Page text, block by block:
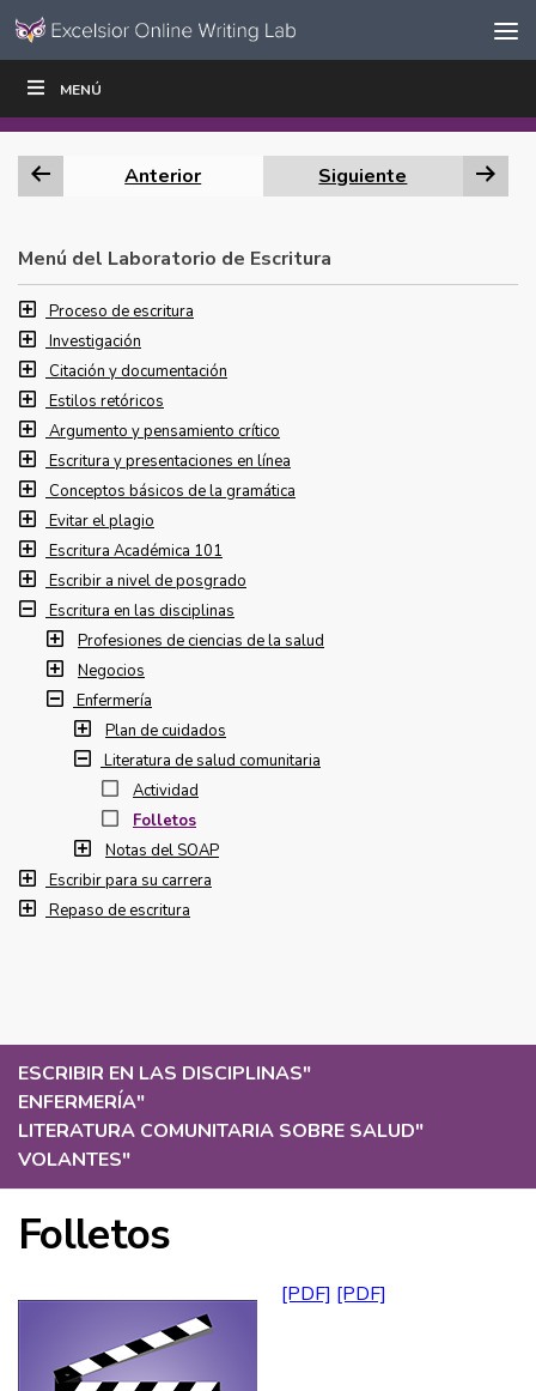
Ir al contenido
navegación
MENÚ
ESCRIBIR EN LAS DISCIPLINAS"
ENFERMERÍA"
LITERATURA COMUNITARIA SOBRE SALUD"
VOLANTES"
Folletos
ESCRIBIR
Anterior Siguiente
Menú del Laboratorio de Escritura
Proceso de escritura
Investigación
Citación y documentación
Estilos retóricos
Argumento y pensamiento crítico
Escritura y presentaciones en línea
Conceptos básicos de la gramática
Evitar el plagio
Escritura Académica 101
Escribir a nivel de posgrado
Escritura en las disciplinas
Profesiones de ciencias de la salud
Negocios
Enfermería
Plan de cuidados
Literatura de salud comunitaria
Actividad
Folletos
Notas del SOAP
Escribir para su carrera
Repaso de escritura